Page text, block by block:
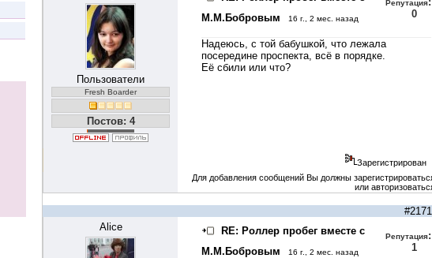
Пользователи
Fresh Boarder
Постов: 4
М.М.Бобровым
16 г., 2 мес. назад
Репутация
0
Надеюсь, с той бабушкой, что лежала
посередине проспекта, всё в порядке.
Её сбили или что?
Зарегистрирован
Для добавления сообщений Вы должны
или
#2171
Alice
RE: Роллер пробег вместе с
М.М.Бобровым
16 г., 2 мес. назад
Репутация:
1